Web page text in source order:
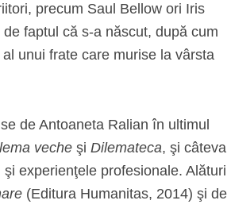
precum Saul Bellow ori Iris
faptul că s-a născut, după cum
al unui frate care murise la vârsta
de Antoaneta Ralian în ultimul
veche şi Dilemateca, şi câteva
experienţele profesionale. Alături
(Editura Humanitas, 2014) şi de